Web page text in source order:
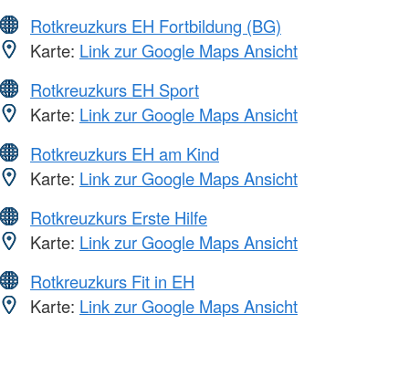
Rotkreuzkurs EH Fortbildung (BG)
Karte: Link zur Google Maps Ansicht
Rotkreuzkurs EH Sport
Karte: Link zur Google Maps Ansicht
Rotkreuzkurs EH am Kind
Karte: Link zur Google Maps Ansicht
Rotkreuzkurs Erste Hilfe
Karte: Link zur Google Maps Ansicht
Rotkreuzkurs Fit in EH
Karte: Link zur Google Maps Ansicht